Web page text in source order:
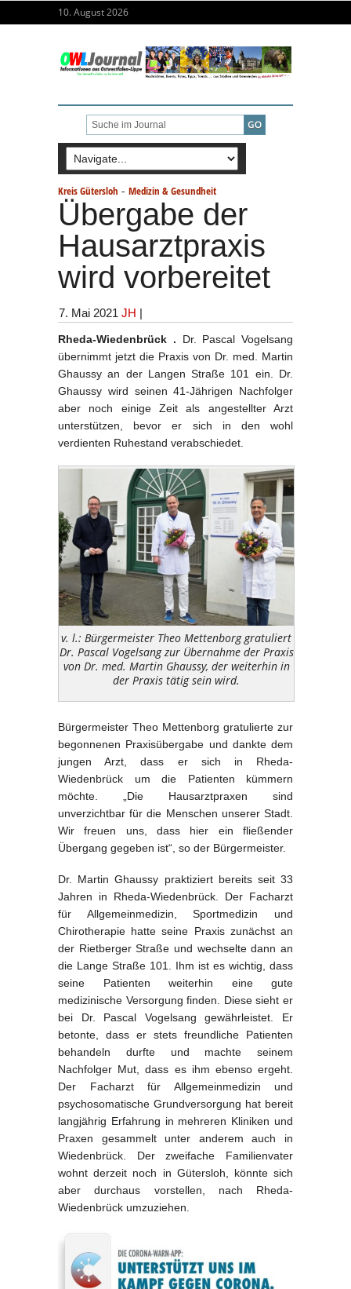
10. August 2026
Kreis Gütersloh - Medizin & Gesundheit
Übergabe der
Hausarztpraxis
wird vorbereitet
7. Mai 2021 JH |
Rheda-Wiedenbrück . Dr. Pascal Vogelsang
übernimmt jetzt die Praxis von Dr. med. Martin
Ghaussy an der Langen Straße 101 ein. Dr.
Ghaussy wird seinen 41-Jährigen Nachfolger
aber noch einige Zeit als angestellter Arzt
unterstützen, bevor er sich in den wohl
verdienten Ruhestand verabschiedet.
v. l.: Bürgermeister Theo Mettenborg gratuliert
Dr. Pascal Vogelsang zur Übernahme der Praxis
von Dr. med. Martin Ghaussy, der weiterhin in
der Praxis tätig sein wird.
Bürgermeister Theo Mettenborg gratulierte zur
begonnenen Praxisübergabe und dankte dem
jungen Arzt, dass er sich in Rheda-
Wiedenbrück um die Patienten kümmern
möchte. „Die Hausarztpraxen sind
unverzichtbar für die Menschen unserer Stadt.
Wir freuen uns, dass hier ein fließender
Übergang gegeben ist“, so der Bürgermeister.
Dr. Martin Ghaussy praktiziert bereits seit 33
Jahren in Rheda-Wiedenbrück. Der Facharzt
für Allgemeinmedizin, Sportmedizin und
Chirotherapie hatte seine Praxis zunächst an
der Rietberger Straße und wechselte dann an
die Lange Straße 101. Ihm ist es wichtig, dass
seine Patienten weiterhin eine gute
medizinische Versorgung finden. Diese sieht er
bei Dr. Pascal Vogelsang gewährleistet. Er
betonte, dass er stets freundliche Patienten
behandeln durfte und machte seinem
Nachfolger Mut, dass es ihm ebenso ergeht.
Der Facharzt für Allgemeinmedizin und
psychosomatische Grundversorgung hat bereit
langjährig Erfahrung in mehreren Kliniken und
Praxen gesammelt unter anderem auch in
Wiedenbrück. Der zweifache Familienvater
wohnt derzeit noch in Gütersloh, könnte sich
aber durchaus vorstellen, nach Rheda-
Wiedenbrück umzuziehen.